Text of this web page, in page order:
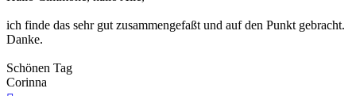
ich finde das sehr gut zusammengefaßt und auf den Punkt gebracht.
Danke.
Schönen Tag
Corinna